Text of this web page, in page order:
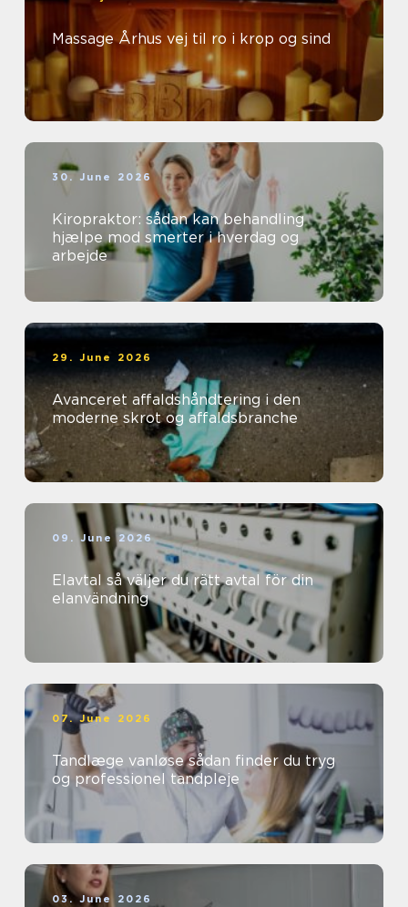
Massage Århus vej til ro i krop og sind
30. June 2026
Kiropraktor: sådan kan behandling
hjælpe mod smerter i hverdag og
arbejde
29. June 2026
Avanceret affaldshåndtering i den
moderne skrot og affaldsbranche
09. June 2026
Elavtal så väljer du rätt avtal för din
elanvändning
07. June 2026
Tandlæge vanløse sådan finder du tryg
og professionel tandpleje
03. June 2026